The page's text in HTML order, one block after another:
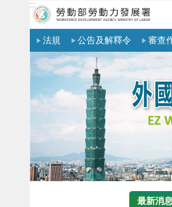
跳到主要內容區塊
:::
法規 公告及解釋令 審查
最新消